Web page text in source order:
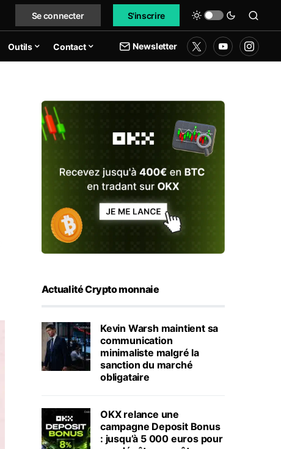
Se connecter S'inscrire
Outils Contact Newsletter
Actualité Crypto monnaie
Kevin Warsh maintient sa
communication
minimaliste malgré la
sanction du marché
obligataire
OKX relance une
campagne Deposit Bonus
: jusqu’à 5 000 euros pour